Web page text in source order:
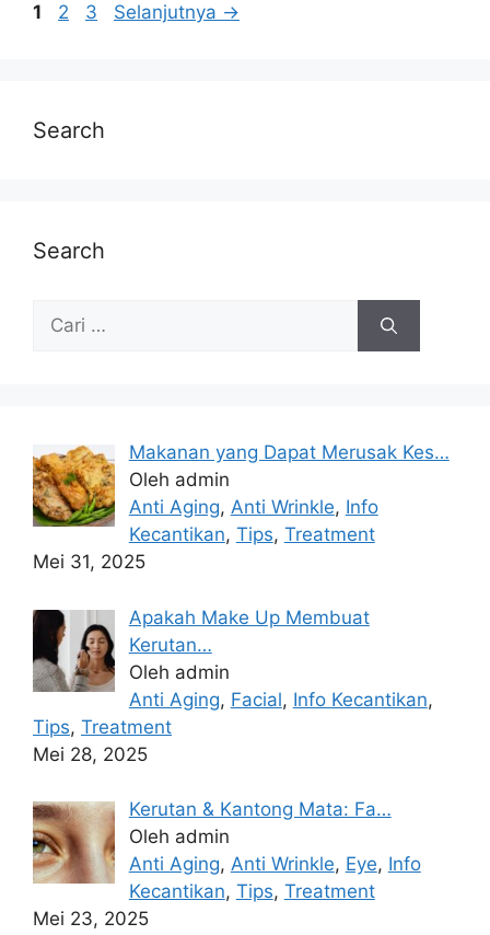
1 2 3 Selanjutnya →
Search
Search
Makanan yang Dapat Merusak Kes…
Oleh admin
Anti Aging, Anti Wrinkle, Info
Kecantikan, Tips, Treatment
Mei 31, 2025
Apakah Make Up Membuat
Kerutan…
Oleh admin
Anti Aging, Facial, Info Kecantikan,
Tips, Treatment
Mei 28, 2025
Kerutan & Kantong Mata: Fa…
Oleh admin
Anti Aging, Anti Wrinkle, Eye, Info
Kecantikan, Tips, Treatment
Mei 23, 2025